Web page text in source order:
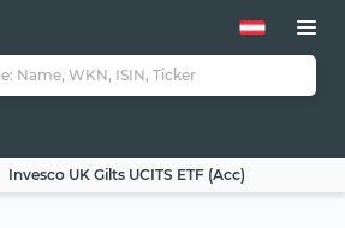
Invesco UK Gilts UCITS ETF (Acc)